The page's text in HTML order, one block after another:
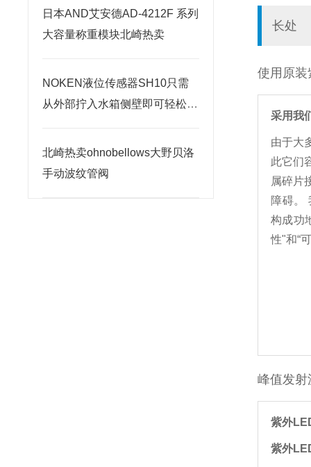
日本AND艾安德AD-4212F 系列
大容量称重模块北崎热卖
NOKEN液位传感器SH10只需
从外部拧入水箱侧壁即可轻松安
北崎热卖ohnobellows大野贝洛
手动波纹管阀
长处
使用原装
采用我
由于大
此它们
属碎片
障碍。
构成功
性"和“
峰值发射
紫外
紫外